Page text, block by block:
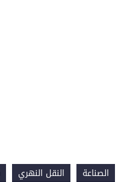
الصناعة النقل النهري